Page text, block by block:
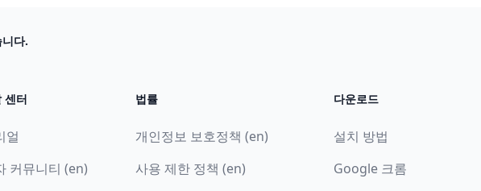
다.
센터
얼
커뮤니티 (en)
법률
개인정보 보호정책 (en)
사용 제한 정책 (en)
다운로드
설치 방법
Google 크롬